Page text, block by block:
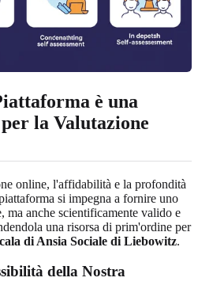
è una
la Valutazione
online, l'affidabilità e la profondità
si impegna a fornire uno
ma anche scientificamente valido e
una risorsa di prim'ordine per
di Ansia Sociale di Liebowitz.
della Nostra